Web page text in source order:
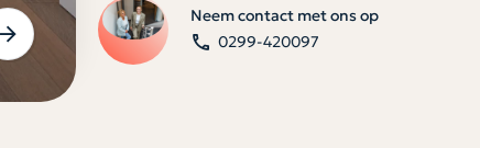
Neem contact met ons op
0299-420097